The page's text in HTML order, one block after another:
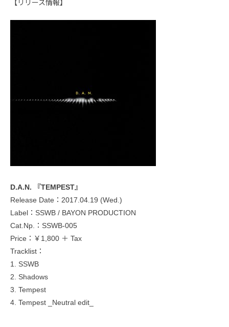
【リリース情報】
D.A.N. 『TEMPEST』
Release Date：2017.04.19 (Wed.)
Label：SSWB / BAYON PRODUCTION
Cat.Np.：SSWB-005
Price：￥1,800 ＋ Tax
Tracklist：
1. SSWB
2. Shadows
3. Tempest
4. Tempest _Neutral edit_